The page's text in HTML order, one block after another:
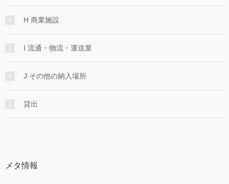
H 商業施設
I 流通・物流・運送業
J その他の納入場所
貸出
メタ情報